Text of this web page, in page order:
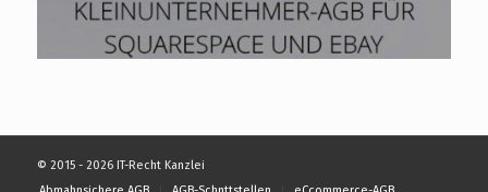
© 2015 - 2026 IT-Recht Kanzlei